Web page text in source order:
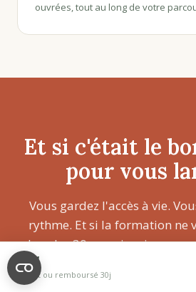
ouvrées, tout au long de votre
Et si c'était le
pour vous
Vous gardez l'accès à vie.
rythme. Et si la formation ne
dans les 30 premiers jours,
argent sans
89€
Satisfait ou remboursé 30j